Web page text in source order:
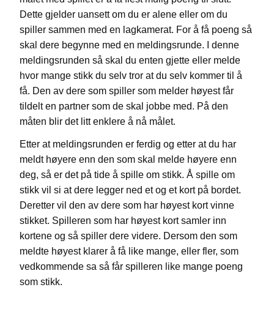
Dette gjelder uansett om du er alene eller om du
spiller sammen med en lagkamerat. For å få poeng så
skal dere begynne med en meldingsrunde. I denne
meldingsrunden så skal du enten gjette eller melde
hvor mange stikk du selv tror at du selv kommer til å
få. Den av dere som spiller som melder høyest får
tildelt en partner som de skal jobbe med. På den
måten blir det litt enklere å nå målet.
Etter at meldingsrunden er ferdig og etter at du har
meldt høyere enn den som skal melde høyere enn
deg, så er det på tide å spille om stikk. Å spille om
stikk vil si at dere legger ned et og et kort på bordet.
Deretter vil den av dere som har høyest kort vinne
stikket. Spilleren som har høyest kort samler inn
kortene og så spiller dere videre. Dersom den som
meldte høyest klarer å få like mange, eller fler, som
vedkommende sa så får spilleren like mange poeng
som stikk.